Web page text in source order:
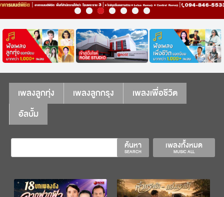
เพลงลูกทุ่ง เพลงลูกกรุง
เพลงเพื่อชีวิต
อัลบั้ม
เพลงทั้งหมด
MUSIC ALL
ค้นหา
SEARCH